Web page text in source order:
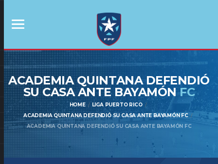
ACADEMIA QUINTANA DEFENDIÓ
SU CASA ANTE BAYAMÓN FC
HOME
LIGA PUERTO RICO
ACADEMIA QUINTANA DEFENDIÓ SU CASA ANTE BAYAMÓN FC
ACADEMIA QUINTANA DEFENDIÓ SU CASA ANTE BAYAMÓN FC